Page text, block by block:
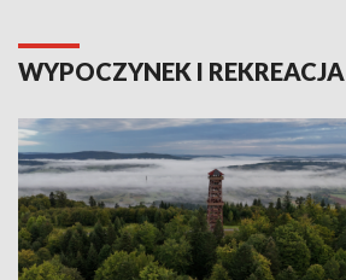
WYPOCZYNEK I REKREACJA